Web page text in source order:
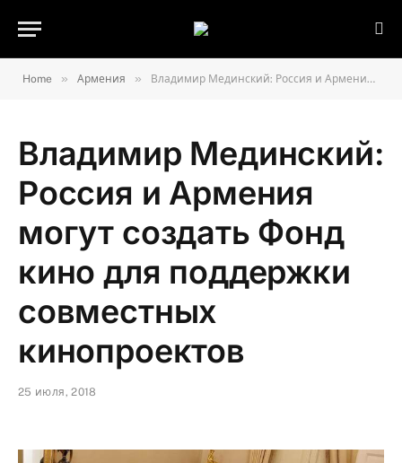
Home » Армения » Владимир Мединский: Россия и Армения могут создать Фонд кино для поддержки совместных кинопроектов
Владимир Мединский:
Россия и Армения
могут создать Фонд
кино для поддержки
совместных
кинопроектов
25 июля, 2018